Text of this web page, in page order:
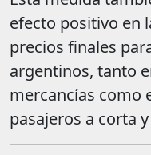
efecto positivo en
precios finales
argentinos, tanto
mercancías como
pasajeros a corta